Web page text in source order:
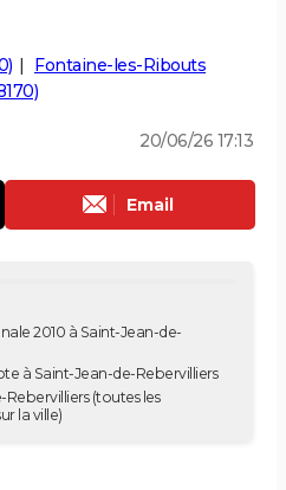
Fontaine-les-Ribouts
20/06/26 17:13
Email
2010 à Saint-Jean-de-
à Saint-Jean-de-Rebervilliers
Rebervilliers(toutes les
la ville)